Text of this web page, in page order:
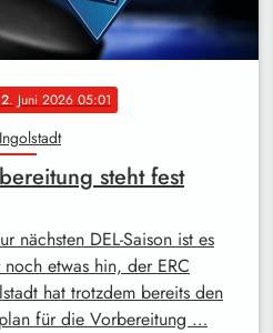
. Juni 2026 05:01
steht fest
nächsten DEL-Saison ist es
noch etwas hin, der ERC
hat trotzdem bereits den
für die Vorbereitung …